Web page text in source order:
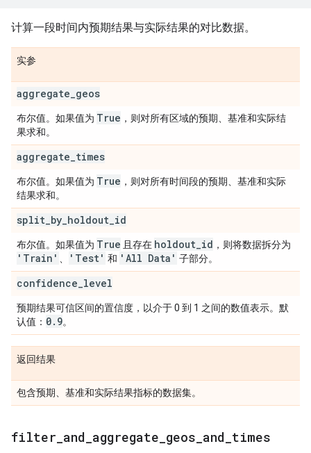
计算一段时间内预期结果与实际结果的对比数据。
实参
aggregate geos
布尔值。如果值为 True ，则对所有区域的预期、基准和实际结
果求和。
aggregate times
布尔值。如果值为 True ，则对所有时间段的预期、基准和实际
结果求和。
split by holdout id
布尔值。如果值为 True 且存在 holdout id ，则将数据拆分为
'Train' 'Test' 和 'All Data' 子部分。
confidence level
预期结果可信区间的置信度，以介于 0 到 1 之间的数值表示。默
认值： 0. 9。
返回结果
包含预期、基准和实际结果指标的数据集。
filter and aggregate geos and times